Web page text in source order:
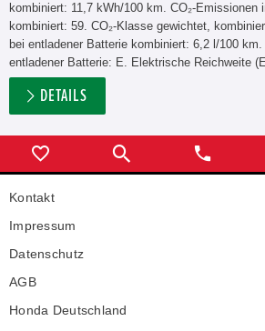
kombiniert: 11,7 kWh/100 km. CO₂-Emissionen
kombiniert: 59. CO₂-Klasse gewichtet,
bei entladener Batterie kombiniert: 6,2 l/100 km.
entladener Batterie: E. Elektrische Reichweite
DETAILS
Kontakt
Impressum
Datenschutz
AGB
Honda Deutschland